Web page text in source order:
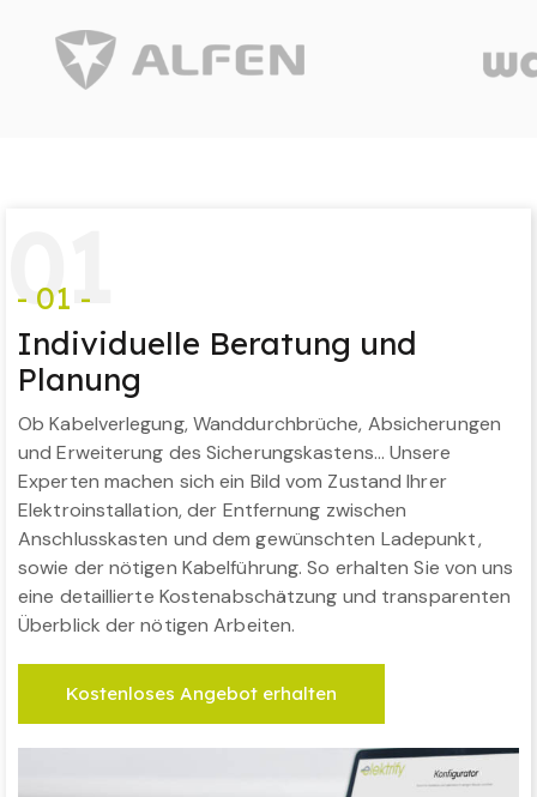
01
- 01 -
Individuelle Beratung und
Planung
Ob Kabelverlegung, Wanddurchbrüche, Absicherungen
und Erweiterung des Sicherungskastens… Unsere
Experten machen sich ein Bild vom Zustand Ihrer
Elektroinstallation, der Entfernung zwischen
Anschlusskasten und dem gewünschten Ladepunkt,
sowie der nötigen Kabelführung. So erhalten Sie von uns
eine detaillierte Kostenabschätzung und transparenten
Überblick der nötigen Arbeiten.
Kostenloses Angebot erhalten